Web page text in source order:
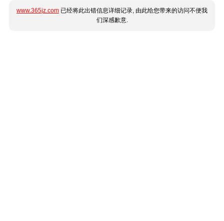
www.365jz.com 已经将此出错信息详细记录, 由此给您带来的访问不便我
们深感歉意.